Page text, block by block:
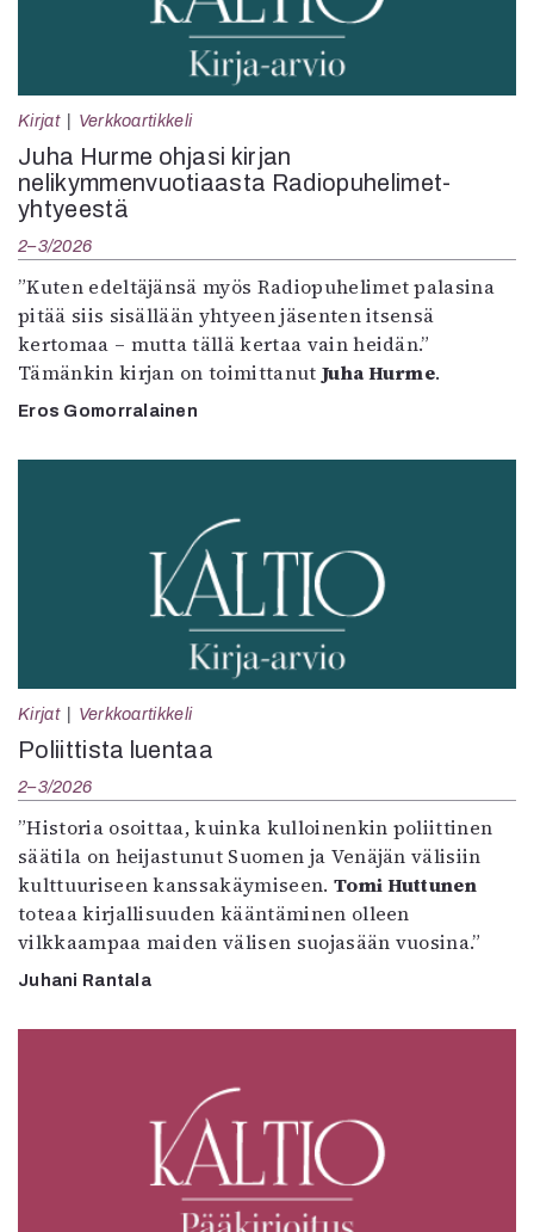
Kirjat Verkkoartikkeli
Juha Hurme ohjasi kirjan
nelikymmenvuotiaasta Radiopuhelimet-
yhtyeestä
2–3/2026
”Kuten edeltäjänsä myös Radiopuhelimet palasina
pitää siis sisällään yhtyeen jäsenten itsensä
kertomaa – mutta tällä kertaa vain heidän.”
Tämänkin kirjan on toimittanut Juha Hurme.
Eros Gomorralainen
Kirjat Verkkoartikkeli
Poliittista luentaa
2–3/2026
”Historia osoittaa, kuinka kulloinenkin poliittinen
säätila on heijastunut Suomen ja Venäjän välisiin
kulttuuriseen kanssakäymiseen. Tomi Huttunen
toteaa kirjallisuuden kääntäminen olleen
vilkkaampaa maiden välisen suojasään vuosina.”
Juhani Rantala